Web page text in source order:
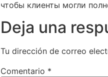
чтобы клиенты могли
Deja una
Tu dirección de correo
Comentario *